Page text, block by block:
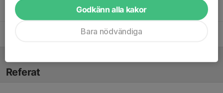
John Agebrand Sportchef, Assisterande tränare
(försvarsspel), Målvaktstränare
Karoly LöwenhielmAss. tränare (anfall och
Referat
Godkänn alla kakor
Bara nödvändiga